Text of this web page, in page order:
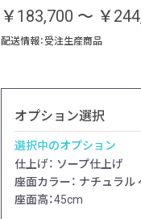
￥183,700 ～ ￥
配送情報：受注生産商品
オプション選択
選択中のオプション
仕上げ： ソープ仕上げ
座面カラー： ナチュラル
座面高：45cm